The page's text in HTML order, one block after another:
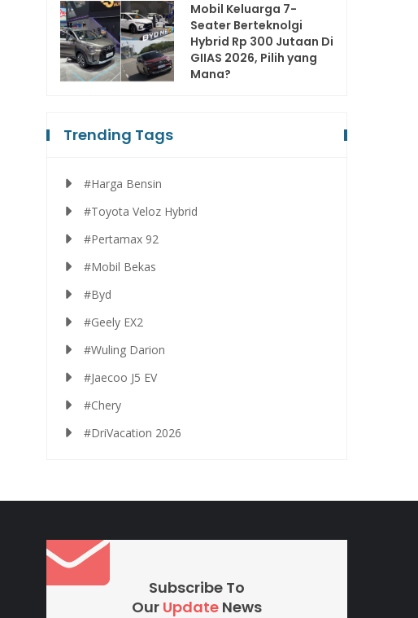
Mobil Keluarga 7-
Seater Berteknolgi
Hybrid Rp 300 Jutaan Di
GIIAS 2026, Pilih yang
Mana?
Trending Tags
#Harga Bensin
#Toyota Veloz Hybrid
#Pertamax 92
#Mobil Bekas
#Byd
#Geely EX2
#Wuling Darion
#Jaecoo J5 EV
#Chery
#DriVacation 2026
Subscribe To
Our Update News